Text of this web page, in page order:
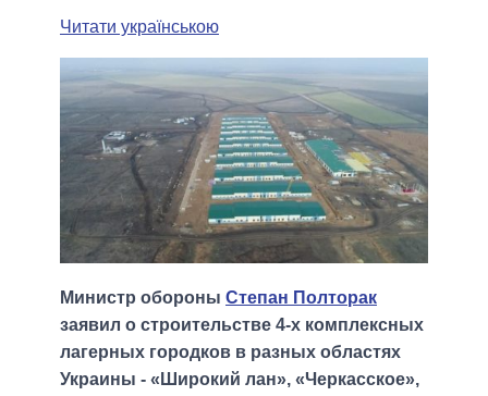
Читати українською
Министр обороны Степан Полторак
заявил о строительстве 4-х комплексных
лагерных городков в разных областях
Украины - «Широкий лан», «Черкасское»,